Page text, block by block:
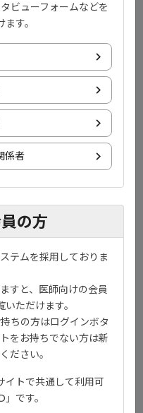
PhD, FRCP
行（関節破壊）（海外
推移（疾患活動性）（海
療ガイドライン2024改
】
】
デーション2025年改訂版
】
ビューフォームなどを
す。
係者
の方
テムを採用しておりま
すと、医師向けの会員
ただけます。
ちの方はログインボタ
をお持ちでない方は新
ださい。
イトで共通して利用可
です。